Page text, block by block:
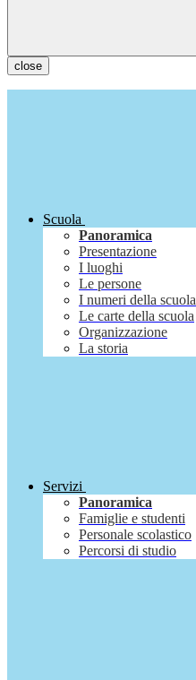
close
Scuola
Panoramica
Presentazione
I luoghi
Le persone
I numeri della scuola
Le carte della scuola
Organizzazione
La storia
Servizi
Panoramica
Famiglie e studenti
Personale scolastico
Percorsi di studio